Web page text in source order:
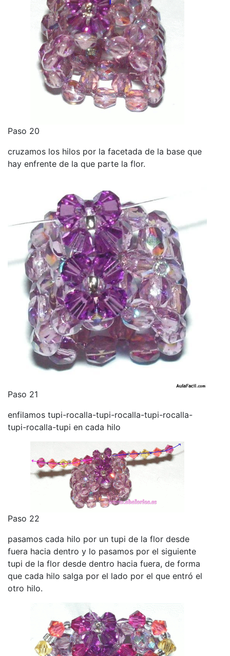
Paso 20
cruzamos los hilos por la facetada de la base que
hay enfrente de la que parte la flor.
Paso 21
enfilamos tupi-rocalla-tupi-rocalla-tupi-rocalla-
tupi-rocalla-tupi en cada hilo
Paso 22
pasamos cada hilo por un tupi de la flor desde
fuera hacia dentro y lo pasamos por el siguiente
tupi de la flor desde dentro hacia fuera, de forma
que cada hilo salga por el lado por el que entró el
otro hilo.